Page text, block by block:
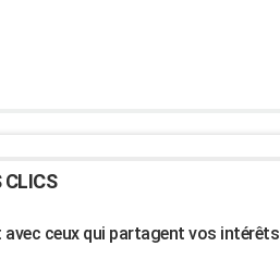
CLICS
ceux qui partagent vos intérêts